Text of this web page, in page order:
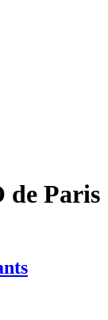
de Paris